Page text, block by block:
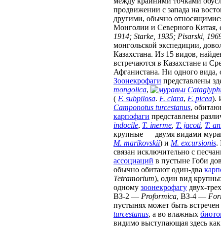
продвижении с запада на
другими, обычно
Монголии и Северного
1914; Starke, 1935; Pisarski,
монгольской экспедиции,
Казахстана. Из 15 видов,
встречаются в Казахстане и
Афганистана. Ни одного вида,
Зоонекрофаги представлены
mongolica,
( F. subpilosa. F. clara, F. picea).
Camponotus turcestanus,
карпофаги представлены
indocile, T. inerme, T. jacoti, T.
крупные — двумя видами
M. marikovskii) и M. excursionis.
связан исключительно с
ассоциаций в пустыне Гоби
обычно обитают один-два
Tetramorium), один вид
одному зоонекрофагу двух-
ВЗ-2 — Proformica, ВЗ-4 —
пустынях может быть
turcestanus, а во влажных
видимо выступающая здесь